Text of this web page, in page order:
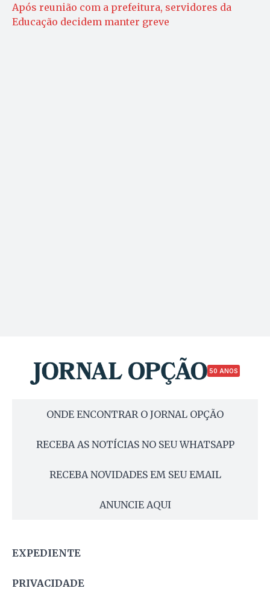
Após reunião com a prefeitura, servidores da
Educação decidem manter greve
50 ANOS
ONDE ENCONTRAR O JORNAL OPÇÃO
RECEBA AS NOTÍCIAS NO SEU WHATSAPP
RECEBA NOVIDADES EM SEU EMAIL
ANUNCIE AQUI
EXPEDIENTE
PRIVACIDADE